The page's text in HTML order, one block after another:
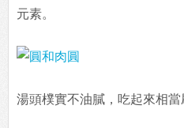
元素。
湯頭樸實不油膩，吃起來相當